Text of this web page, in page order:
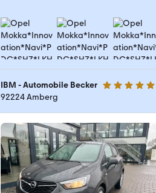
IBM - Automobile Becker 5 Sterne
92224 Amberg